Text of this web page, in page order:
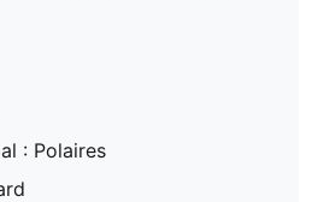
: Polaires